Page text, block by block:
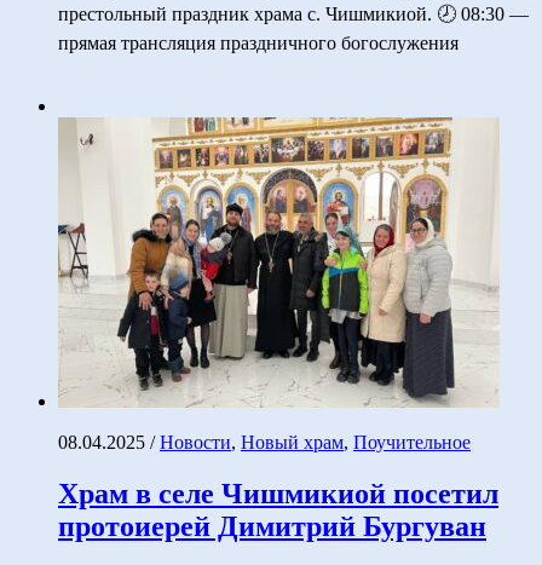
престольный праздник храма с. Чишмикиой. 🕗 08:30 —
прямая трансляция праздничного богослужения
08.04.2025 /Новости, Новый храм, Поучительное
Храм в селе Чишмикиой посетил
протоиерей Димитрий Бургуван